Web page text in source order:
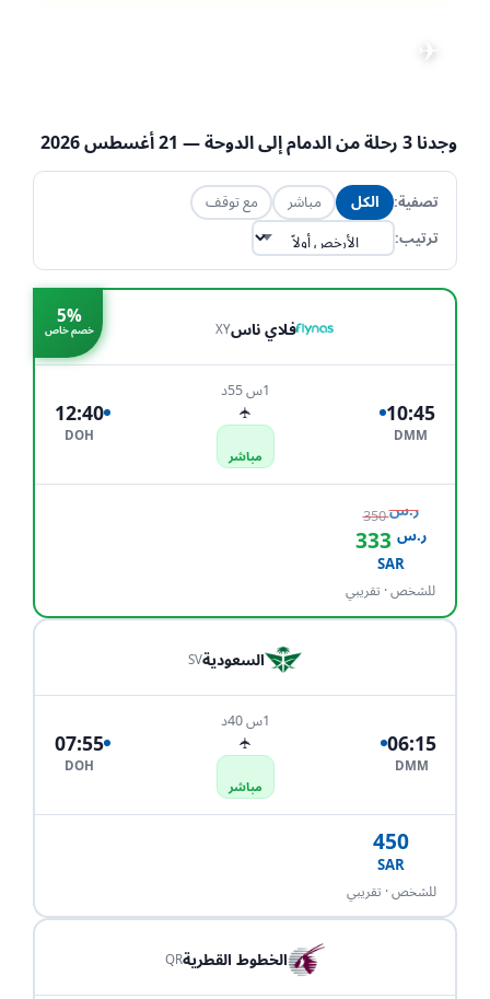
✈
وجدنا 3 رحلة منالدمامإلىالدوحة— 21 أغسطس 2026
تصفية: الكل مباشر
مع توقف
ترتيب:
5%
خصم خاص فلاي ناسXY
10:45
DMM
1س 55د
✈
مباشر
12:40
DOH
ر.س350
ر.س 333
SAR
للشخص · تقريبي
السعوديةSV
06:15
DMM
1س 40د
✈
مباشر
07:55
DOH
450
SAR
للشخص · تقريبي
الخطوط القطريةQR